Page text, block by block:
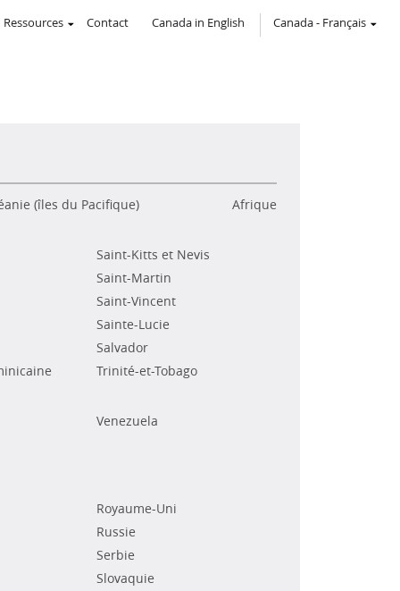
Ressources Contact Canada in English Canada- Français
(îles du Pacifique) Afrique
Saint-Kitts et Nevis
Saint-Martin
Saint-Vincent
Sainte-Lucie
Salvador
Trinité-et-Tobago
Venezuela
Royaume-Uni
Russie
Serbie
Slovaquie